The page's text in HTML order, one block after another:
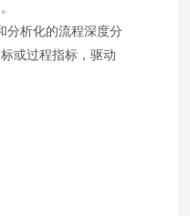
分析化的流程深度分
或过程指标，驱动